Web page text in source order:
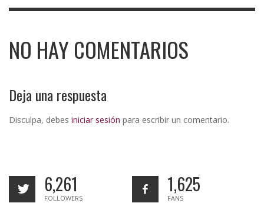
NO HAY COMENTARIOS
Deja una respuesta
Disculpa, debes iniciar sesión para escribir un comentario.
6,261
FOLLOWERS
1,625
FANS